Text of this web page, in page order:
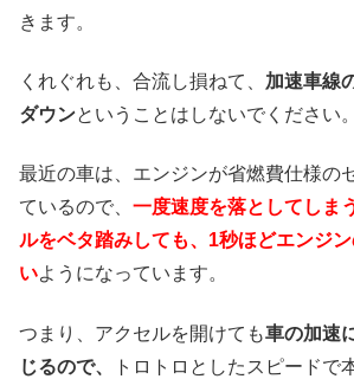
きます。
くれぐれも、合流し損ねて、 加速車線
ダウンということはしないでください。
最近の車は、エンジンが省燃費仕様の
ているので、 一度速度を落としてしま
ルをベタ踏みしても、1秒ほどエンジ
いようになっています。
つまり、アクセルを開けても車の加速
じるので、
トロトロとしたスピードで